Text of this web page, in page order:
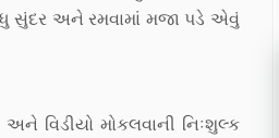
સુંદર અને રમવામાં મજા પડે એવું
વિડીયો મોકલવાની નિઃશુલ્ક